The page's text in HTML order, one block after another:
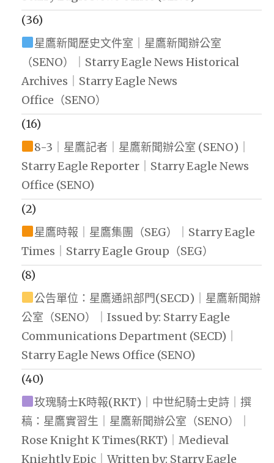
(36)
星鷹新聞歷史文件室｜星鷹新聞辦公室
（SENO）｜Starry Eagle News Historical
Archives｜Starry Eagle News
Office（SENO）
(16)
8-3｜星鷹記者｜星鷹新聞辦公室 (SENO)｜
Starry Eagle Reporter｜Starry Eagle News
Office (SENO)
(2)
星鷹時報｜星鷹集團（SEG）｜Starry Eagle
Times｜Starry Eagle Group（SEG）
(8)
公告單位：星鷹通訊部門(SECD)｜星鷹新聞辦
公室（SENO）｜Issued by: Starry Eagle
Communications Department (SECD)｜
Starry Eagle News Office (SENO)
(40)
玫瑰騎士K時報(RKT)｜中世紀騎士史詩｜撰
稿：星鷹實習生｜星鷹新聞辦公室（SENO）｜
Rose Knight K Times(RKT)｜Medieval
Knightly Epic｜Written by: Starry Eagle